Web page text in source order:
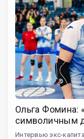
Ольга Фомина:
символичным
Интервью экс-